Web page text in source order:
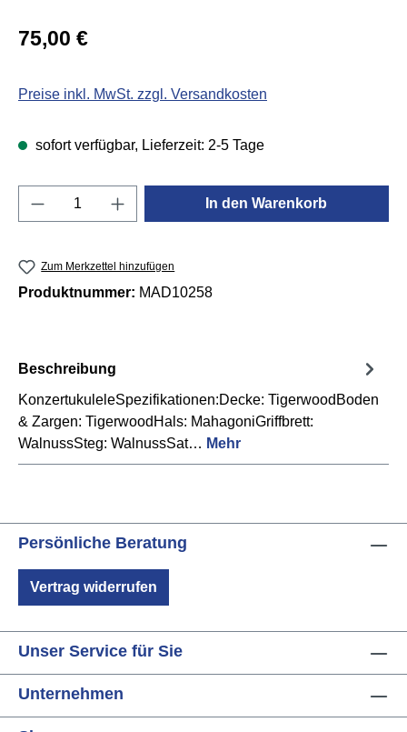
Regulärer Preis:
75,00 €
Preise inkl. MwSt. zzgl. Versandkosten
sofort verfügbar, Lieferzeit: 2-5 Tage
Produkt Anzahl: Gib den gewünschten
In den Warenkorb
Zum Merkzettel hinzufügen
Produktnummer: MAD10258
Beschreibung
KonzertukuleleSpezifikationen:Decke: TigerwoodBoden
& Zargen: TigerwoodHals: MahagoniGriffbrett:
WalnussSteg: WalnussSat… Mehr
Persönliche Beratung
Vertrag widerrufen
Unser Service für Sie
Unternehmen